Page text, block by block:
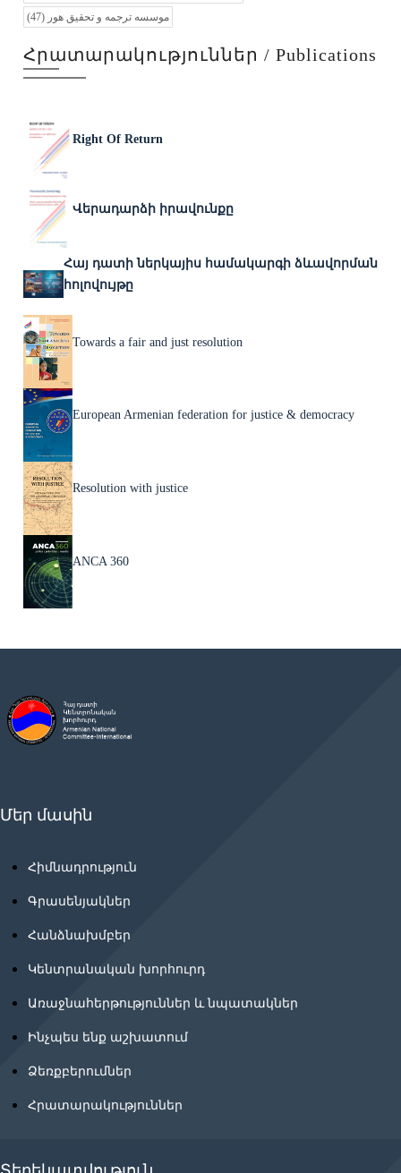
موسسه ترجمه و تحقیق هور (47)
Հրատարակություններ / Publications
Right Of Return
Վերադարձի իրավունքը
Հայ դատի ներկայիս համակարգի ձևավորման
հոլովույթը
Towards a fair and just resolution
European Armenian federation for justice & democracy
Resolution with justice
ANCA 360
Մեր մասին
Հիմնադրություն
Գրասենյակներ
Հանձնախմբեր
Կենտրանական խորհուրդ
Առաջնահերթություններ և նպատակներ
Ինչպես ենք աշխատում
Ձեռքբերումներ
Հրատարակություններ